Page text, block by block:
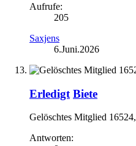
Aufrufe:
205
Saxjens
6.Juni.2026
Erledigt Biete
Gelöschtes Mitglied 16524,
Antworten: